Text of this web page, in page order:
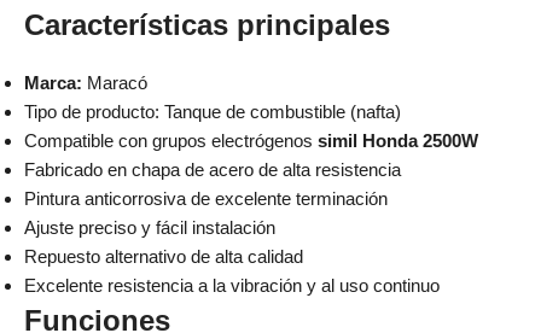
Características principales
Marca: Maracó
Tipo de producto: Tanque de combustible (nafta)
Compatible con grupos electrógenos simil Honda 2500W
Fabricado en chapa de acero de alta resistencia
Pintura anticorrosiva de excelente terminación
Ajuste preciso y fácil instalación
Repuesto alternativo de alta calidad
Excelente resistencia a la vibración y al uso continuo
Funciones